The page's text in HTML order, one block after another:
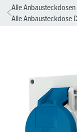
Alle
Alle Anbausteckdose